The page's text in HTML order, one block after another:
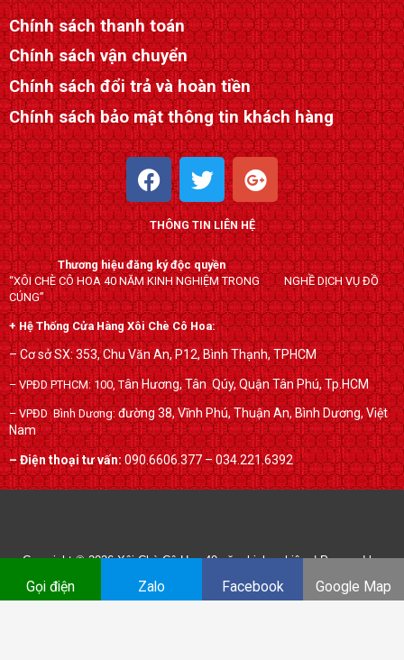
Chính sách thanh toán
Chính sách vận chuyển
Chính sách đổi trả và hoàn tiền
Chính sách bảo mật thông tin khách hàng
F
a
c
e
b
o
o
k
T
w
i
t
t
e
r
G
o
o
g
l
e
-
p
l
u
s
THÔNG TIN LIÊN HỆ
Thương hiệu đăng ký độc quyền
“XÔI CHÈ CÔ HOA 40 NĂM KINH NGHIỆM TRONG NGHỀ DỊCH VỤ ĐỒ
CÚNG”
+ Hệ Thống Cửa Hàng Xôi Chè Cô Hoa:
– Cơ sở SX: 353, Chu Văn An, P12, Bình Thạnh, TPHCM
– VPĐD PTHCM: 100, Tân Hương, Tân Qúy,Quận Tân Phú, Tp.HCM
– VPĐD Bình Dương:đường 38, Vĩnh Phú, Thuận An, Bình Dương, Việt
Nam
– Điện thoại tư vấn:090.6606.377 – 034.221.6392
Copyright © 2026Xôi Chè Cô Hoa 40 năm kinh nghiệm| Powered by
xoichecohoa.com
Gọi điện Zalo Facebook Google Map